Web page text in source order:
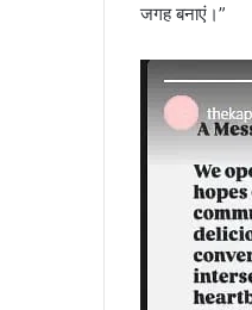
जगह बनाएं।”